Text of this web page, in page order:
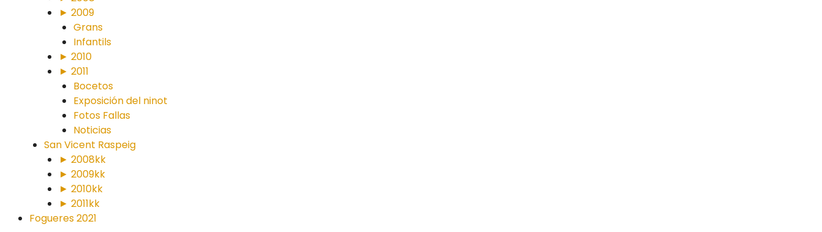
► 2009
Grans
Infantils
► 2010
► 2011
Bocetos
Exposición del ninot
Fotos Fallas
Noticias
San Vicent Raspeig
► 2008kk
► 2009kk
► 2010kk
► 2011kk
Fogueres 2021